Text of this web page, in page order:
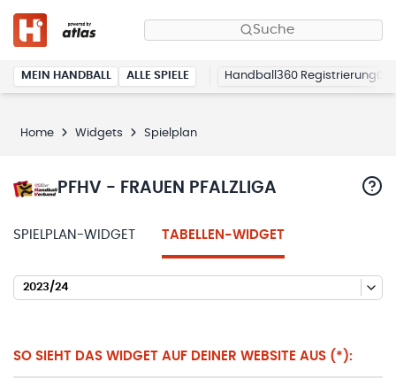
Suche
MEIN HANDBALL ALLE SPIELE Handball360 Registrierung
Home Widgets Spielplan
PFHV - FRAUEN PFALZLIGA
SPIELPLAN-WIDGET TABELLEN-WIDGET
2023/24
SO SIEHT DAS WIDGET AUF DEINER WEBSITE AUS (*):